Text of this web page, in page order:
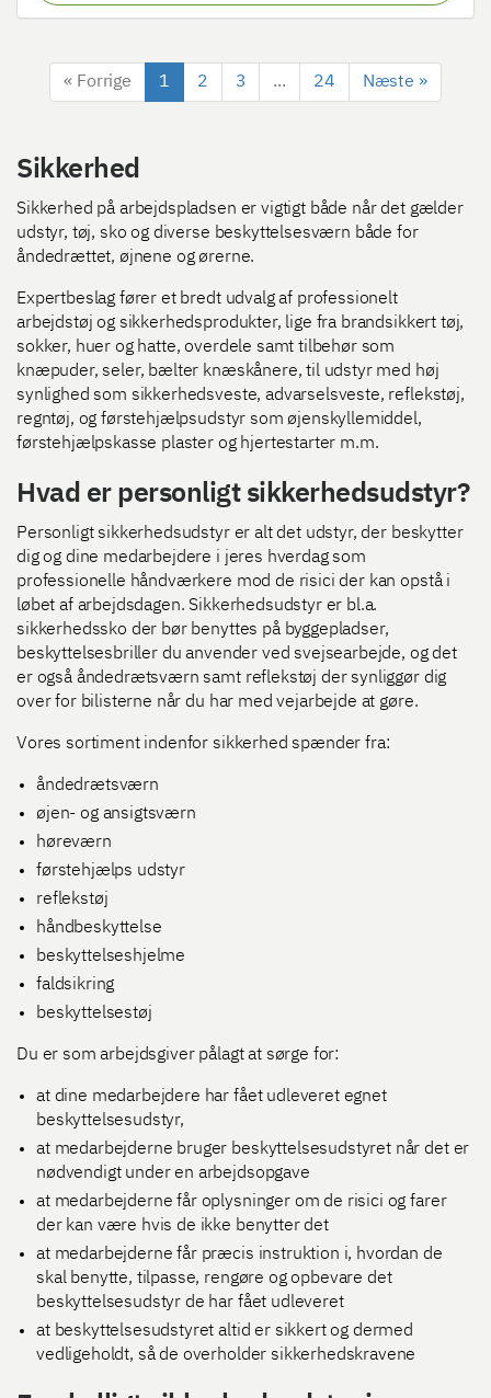
« Forrige 1 2 3 ... 24 Næste »
Sikkerhed
Sikkerhed på arbejdspladsen er vigtigt både når det gælder
udstyr, tøj, sko og diverse beskyttelsesværn både for
åndedrættet, øjnene og ørerne.
Expertbeslag fører et bredt udvalg af professionelt
arbejdstøj og sikkerhedsprodukter, lige fra brandsikkert tøj,
sokker, huer og hatte, overdele samt tilbehør som
knæpuder, seler, bælter knæskånere, til udstyr med høj
synlighed som sikkerhedsveste, advarselsveste, reflekstøj,
regntøj, og førstehjælpsudstyr som øjenskyllemiddel,
førstehjælpskasse plaster og hjertestarter m.m.
Hvad er personligt sikkerhedsudstyr?
Personligt sikkerhedsudstyr er alt det udstyr, der beskytter
dig og dine medarbejdere i jeres hverdag som
professionelle håndværkere mod de risici der kan opstå i
løbet af arbejdsdagen. Sikkerhedsudstyr er bl.a.
sikkerhedssko der bør benyttes på byggepladser,
beskyttelsesbriller du anvender ved svejsearbejde, og det
er også åndedrætsværn samt reflekstøj der synliggør dig
over for bilisterne når du har med vejarbejde at gøre.
Vores sortiment indenfor sikkerhed spænder fra:
åndedrætsværn
øjen- og ansigtsværn
høreværn
førstehjælps udstyr
reflekstøj
håndbeskyttelse
beskyttelseshjelme
faldsikring
beskyttelsestøj
Du er som arbejdsgiver pålagt at sørge for:
at dine medarbejdere har fået udleveret egnet
beskyttelsesudstyr,
at medarbejderne bruger beskyttelsesudstyret når det er
nødvendigt under en arbejdsopgave
at medarbejderne får oplysninger om de risici og farer
der kan være hvis de ikke benytter det
at medarbejderne får præcis instruktion i, hvordan de
skal benytte, tilpasse, rengøre og opbevare det
beskyttelsesudstyr de har fået udleveret
at beskyttelsesudstyret altid er sikkert og dermed
vedligeholdt, så de overholder sikkerhedskravene